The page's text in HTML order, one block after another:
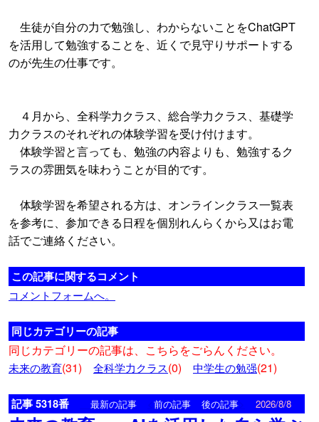
生徒が自分の力で勉強し、わからないことをChatGPT
を活用して勉強することを、近くで見守りサポートする
のが先生の仕事です。
４月から、全科学力クラス、総合学力クラス、基礎学
力クラスのそれぞれの体験学習を受け付けます。
体験学習と言っても、勉強の内容よりも、勉強するク
ラスの雰囲気を味わうことが目的です。
体験学習を希望される方は、オンラインクラス一覧表
を参考に、参加できる日程を個別れんらくから又はお電
話でご連絡ください。
この記事に関するコメント
コメントフォームへ。
同じカテゴリーの記事
同じカテゴリーの記事は、こちらをごらんください。
未来の教育(31) 全科学力クラス(0) 中学生の勉强(21)
記事 5318番 最新の記事 前の記事 後の記事 2026/8/8